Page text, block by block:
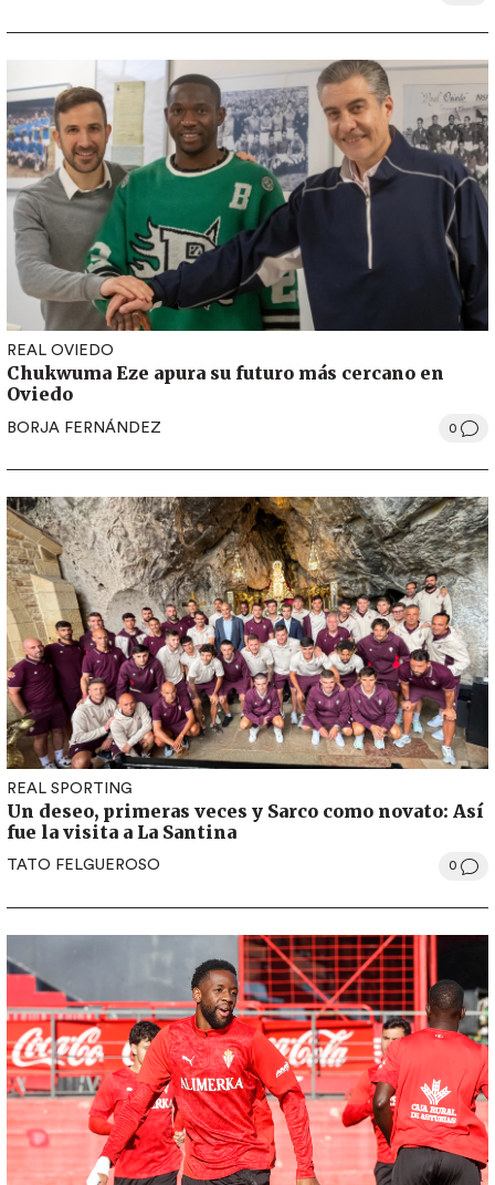
REAL OVIEDO
Chukwuma Eze apura su futuro más cercano en
Oviedo
BORJA FERNÁNDEZ 0
REAL SPORTING
Un deseo, primeras veces y Sarco como novato: Así
fue la visita a La Santina
TATO FELGUEROSO 0